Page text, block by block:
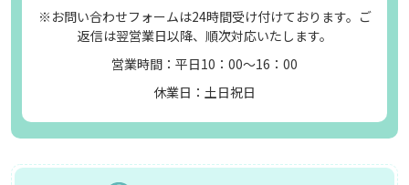
※お問い合わせフォームは24時間受け付けております。ご
返信は翌営業日以降、順次対応いたします。
営業時間：平日10：00～16：00
休業日：土日祝日